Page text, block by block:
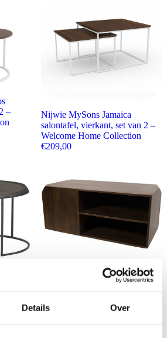
Details Over
–
Nijwie MySons Jamaica
salontafel, vierkant, set van 2 –
Welcome Home Collection
€209,00
– Mix
salontafel, Mango Brown
Walnut – Mix & Match
Collection
€289,00